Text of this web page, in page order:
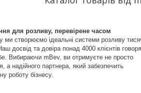
для розливу, перевірене часом
ми створюємо ідеальні системи розливу
досвід та довіра понад 4000 клієнтів
Вибираючи mBev, ви отримуєте не просто
а надійного партнера, який забезпечить
роботу бізнесу.